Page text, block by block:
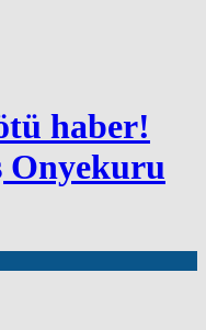
haber!
Onyekuru